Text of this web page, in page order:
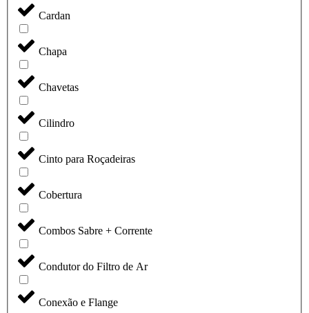
Cardan
Chapa
Chavetas
Cilindro
Cinto para Roçadeiras
Cobertura
Combos Sabre + Corrente
Condutor do Filtro de Ar
Conexão e Flange